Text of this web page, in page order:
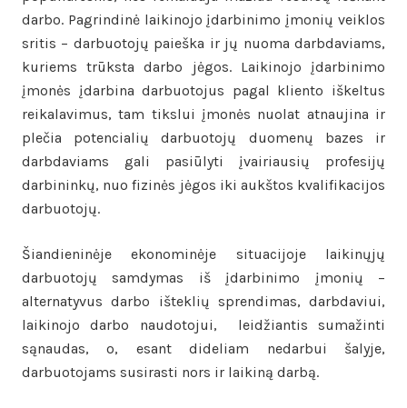
darbo. Pagrindinė laikinojo įdarbinimo įmonių veiklos
sritis – darbuotojų paieška ir jų nuoma darbdaviams,
kuriems trūksta darbo jėgos. Laikinojo įdarbinimo
įmonės įdarbina darbuotojus pagal kliento iškeltus
reikalavimus, tam tikslui įmonės nuolat atnaujina ir
plečia potencialių darbuotojų duomenų bazes ir
darbdaviams gali pasiūlyti įvairiausių profesijų
darbininkų, nuo fizinės jėgos iki aukštos kvalifikacijos
darbuotojų.
Šiandieninėje ekonominėje situacijoje laikinųjų
darbuotojų samdymas iš įdarbinimo įmonių –
alternatyvus darbo išteklių sprendimas, darbdaviui,
laikinojo darbo naudotojui, leidžiantis sumažinti
sąnaudas, o, esant dideliam nedarbui šalyje,
darbuotojams susirasti nors ir laikiną darbą.